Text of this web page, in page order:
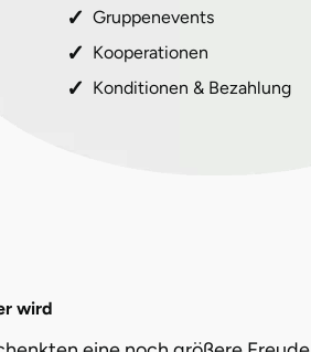
Gruppenevents
Kooperationen
Konditionen & Bezahlung
wird